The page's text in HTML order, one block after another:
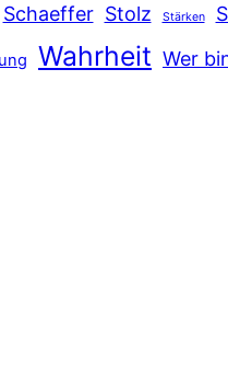
Schaeffer Stolz Stärken
Wahrheit Wer